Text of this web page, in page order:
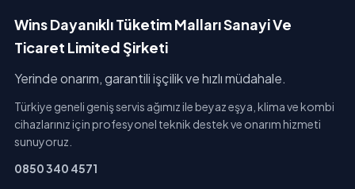
Wins Dayanıklı Tüketim Malları Sanayi Ve
Ticaret Limited Şirketi
Yerinde onarım, garantili işçilik ve hızlı müdahale.
Türkiye geneli geniş servis ağımız ile beyaz eşya, klima ve kombi
cihazlarınız için profesyonel teknik destek ve onarım hizmeti
sunuyoruz.
0850 340 4571